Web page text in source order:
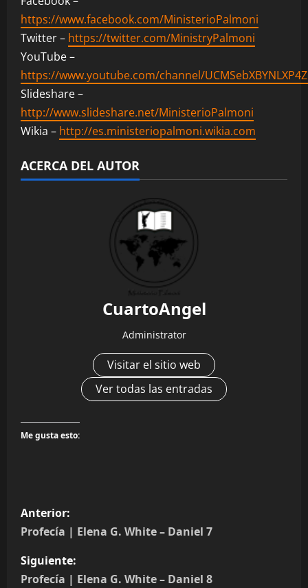
https://www.facebook.com/MinisterioPalmoni
Twitter – https://twitter.com/MinistryPalmoni
YouTube –
https://www.youtube.com/channel/
Slideshare –
http://www.slideshare.net/MinisterioPalmoni
Wikia – http://es.ministeriopalmoni.wikia.com
ACERCA DEL AUTOR
CuartoAngel
Administrator
Visitar el sitio web
Ver todas las entradas
Me gusta esto:
N
a
v
Anterior:
Profecía | Elena G. White – Daniel 7
Siguiente:
Profecía | Elena G. White – Daniel 8